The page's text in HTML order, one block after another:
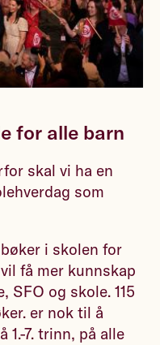
for alle barn
skal vi ha en
som
i skolen for
få mer kunnskap
SFO og skole. 115
er nok til å
1.-7. trinn, på alle